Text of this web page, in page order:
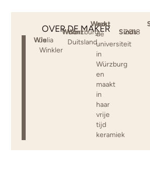
OVER DE MAKER
WieJulia
Winkler
Woont
Würzburg,
Duitsland
Werkt
aan
de
universiteit
in
Würzburg
en
maakt
in
haar
vrije
tijd
keramiek
Sinds
2018